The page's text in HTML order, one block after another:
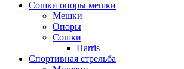
Сошки опоры мешки
Мешки
Опоры
Сошки
Harris
Спортивная стрельба